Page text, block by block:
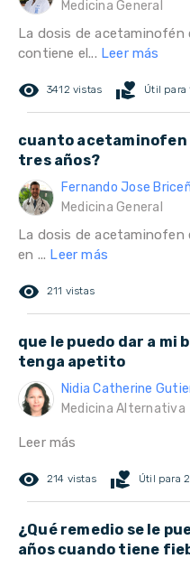
Medicina General
La dosis de acetaminofén
contiene el... Leer más
remove_red_eye 3412 vistas volunteer_activism Útil para
cuanto acetaminofen
tres años?
Fernando Jose
Medicina General
La dosis de acetaminofen
en ... Leer más
remove_red_eye 211 vistas
que le puedo dar a mi
tenga apetito
Nidia Catherine
Medicina Alternativa
Leer más
remove_red_eye 214 vistas volunteer_activism Útil para
¿Qué remedio se le
años cuando tiene